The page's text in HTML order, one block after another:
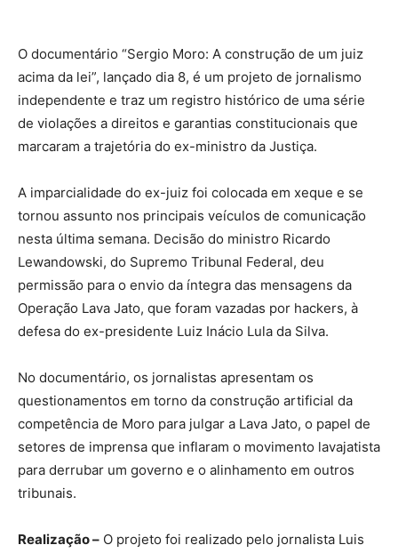
O documentário “Sergio Moro: A construção de um juiz
acima da lei”, lançado dia 8, é um projeto de jornalismo
independente e traz um registro histórico de uma série
de violações a direitos e garantias constitucionais que
marcaram a trajetória do ex-ministro da Justiça.
A imparcialidade do ex-juiz foi colocada em xeque e se
tornou assunto nos principais veículos de comunicação
nesta última semana. Decisão do ministro Ricardo
Lewandowski, do Supremo Tribunal Federal, deu
permissão para o envio da íntegra das mensagens da
Operação Lava Jato, que foram vazadas por hackers, à
defesa do ex-presidente Luiz Inácio Lula da Silva.
No documentário, os jornalistas apresentam os
questionamentos em torno da construção artificial da
competência de Moro para julgar a Lava Jato, o papel de
setores de imprensa que inflaram o movimento lavajatista
para derrubar um governo e o alinhamento em outros
tribunais.
Realização – O projeto foi realizado pelo jornalista Luis